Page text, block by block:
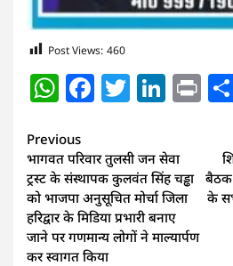
Post Views: 460
WhatsApp
Facebook
Twitter
Continue
Reading
Previous
भागवत परिवार तुलसी जन सेवा
ट्रस्ट के संस्थापक कुलवंत सिंह चड्ढा
को भाजपा अनुसूचित मोर्चा जिला
हरिद्वार के मिडिया प्रभारी बनाए
जाने पर गणमान्य लोगों ने माल्यार्पण
कर स्वागत किया
बैठक
के